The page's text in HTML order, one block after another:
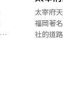
太宰府
福岡著
社的道